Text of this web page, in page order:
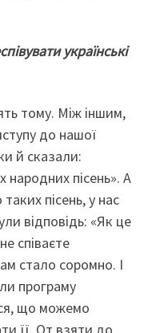
українські
тому. Між іншим,
до нашої
й сказали:
народних пісень». А
пісень, у нас
відповідь: «Як це
співаєте
стало соромно. І
програму
що можемо
її. От взяти до